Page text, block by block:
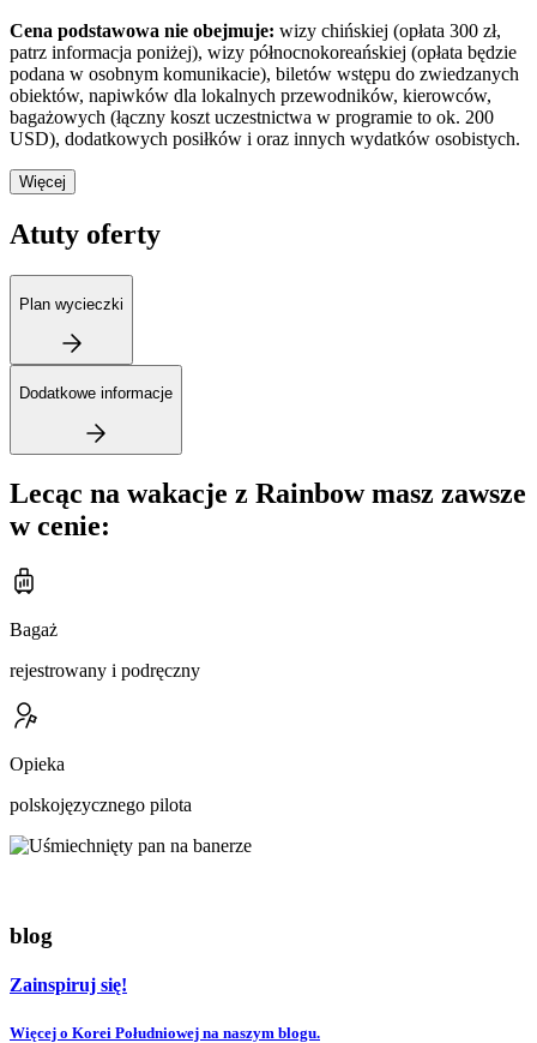
Cena podstawowa nie obejmuje: wizy chińskiej (opłata 300 zł,
patrz informacja poniżej), wizy północnokoreańskiej (opłata będzie
podana w osobnym komunikacie), biletów wstępu do zwiedzanych
obiektów, napiwków dla lokalnych przewodników, kierowców,
bagażowych (łączny koszt uczestnictwa w programie to ok. 200
USD), dodatkowych posiłków i oraz innych wydatków osobistych.
Więcej
Atuty oferty
Plan wycieczki
Dodatkowe informacje
Lecąc na wakacje z Rainbow masz zawsze
w cenie:
Bagaż
rejestrowany i podręczny
Opieka
polskojęzycznego pilota
blog
Zainspiruj się!
Więcej o Korei Południowej na naszym blogu.